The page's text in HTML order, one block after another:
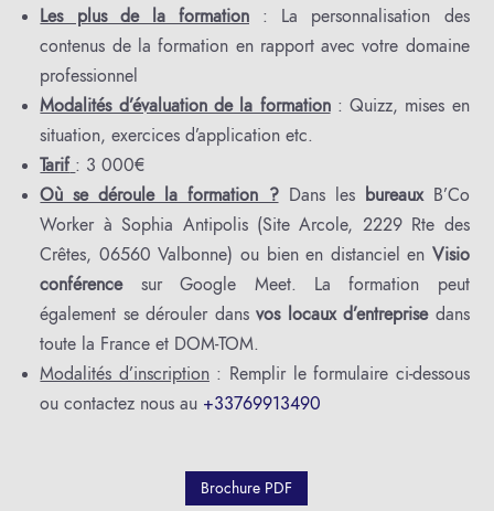
Les plus de la formation : La personnalisation des
contenus de la formation en rapport avec votre domaine
professionnel
Modalités d’évaluation de la formation: Quizz, mises en
situation, exercices d’application etc.
Tarif : 3 000€
Où se déroule la formation ?Dans les bureauxB’Co
Worker à Sophia Antipolis (Site Arcole, 2229 Rte des
Crêtes, 06560 Valbonne) ou bien en distanciel en Visio
conférencesur Google Meet. La formation peut
également se dérouler dansvos locaux d’entreprisedans
toute la France et DOM-TOM.
Modalités d’inscription: Remplir le formulaire ci-dessous
ou contactez nous au +33769913490
Brochure PDF